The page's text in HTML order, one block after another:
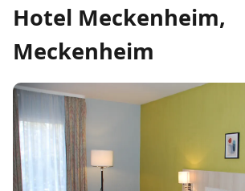
Hotel Meckenheim,
Meckenheim